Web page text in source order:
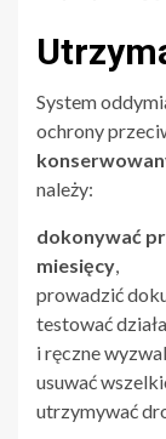
System
ochrony
należy:
dokonywać
miesięcy,
prowadzić
testować
i ręczne
usuwać
utrzymywać